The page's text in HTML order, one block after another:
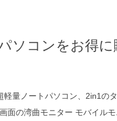
ソコンをお得に
量ノートパソコン、2in1の
面の湾曲モニター モバイル